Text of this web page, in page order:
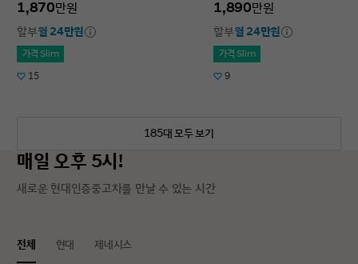
1,870만원
할부월 24만원
가격 Slim
15
1,890만원
할부월 24만원
가격 Slim
9
185대 모두 보기
매일 오후 5시!
새로운 현대인증중고차를 만날 수 있는 시간
전체 현대 제네시스